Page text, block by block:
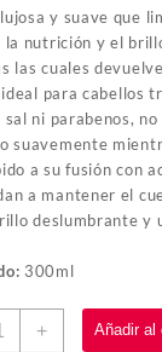
y suave que
la nutrición y el
las cuales
para cabellos
sal ni parabenos,
suavemente
a su fusión con
a mantener el
deslumbrante y
300ml
+ Añadir al